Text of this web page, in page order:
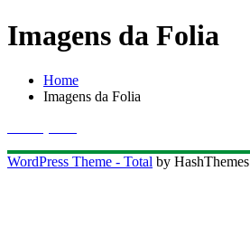
Imagens da Folia
Home
Imagens da Folia
WordPress Theme - Total by HashThemes